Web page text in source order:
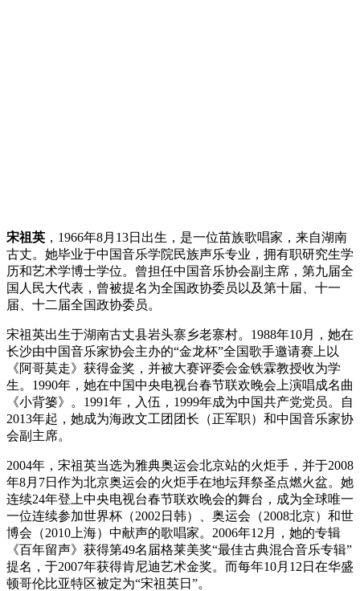
宋祖英 ，1966年8月13日出生，是一位苗族歌唱家，来自湖南
古丈。她毕业于中国音乐学院民族声乐专业，拥有职研究生学
历和艺术学博士学位。曾担任中国音乐协会副主席，第九届全
国人民大代表，曾被提名为全国政协委员以及第十届、十一
届、十二届全国政协委员。
宋祖英出生于湖南古丈县岩头寨乡老寨村。1988年10月，她在
长沙由中国音乐家协会主办的“金龙杯”全国歌手邀请赛上以
《阿哥莫走》获得金奖，并被大赛评委会金铁霖教授收为学
生。1990年，她在中国中央电视台春节联欢晚会上演唱成名曲
《小背篓》。1991年，入伍，1999年成为中国共产党党员。自
2013年起，她成为海政文工团团长（正军职）和中国音乐家协
会副主席。
2004年，宋祖英当选为雅典奥运会北京站的火炬手，并于2008
年8月7日作为北京奥运会的火炬手在地坛拜祭圣点燃火盆。她
连续24年登上中央电视台春节联欢晚会的舞台，成为全球唯一
一位连续参加世界杯（2002日韩）、奥运会（2008北京）和世
博会（2010上海）中献声的歌唱家。2006年12月，她的专辑
《百年留声》获得第49名届格莱美奖“最佳古典混合音乐专辑”
提名，于2007年获得肯尼迪艺术金奖。而每年10月12日在华盛
顿哥伦比亚特区被定为“宋祖英日”。